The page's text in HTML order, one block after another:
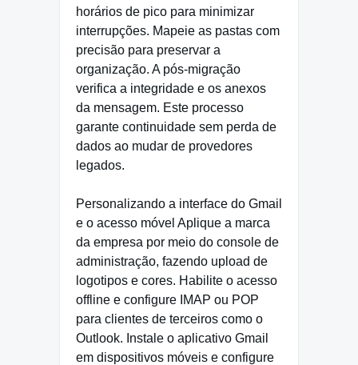
horários de pico para minimizar
interrupções. Mapeie as pastas com
precisão para preservar a
organização. A pós-migração
verifica a integridade e os anexos
da mensagem. Este processo
garante continuidade sem perda de
dados ao mudar de provedores
legados.
Personalizando a interface do Gmail
e o acesso móvel Aplique a marca
da empresa por meio do console de
administração, fazendo upload de
logotipos e cores. Habilite o acesso
offline e configure IMAP ou POP
para clientes de terceiros como o
Outlook. Instale o aplicativo Gmail
em dispositivos móveis e configure